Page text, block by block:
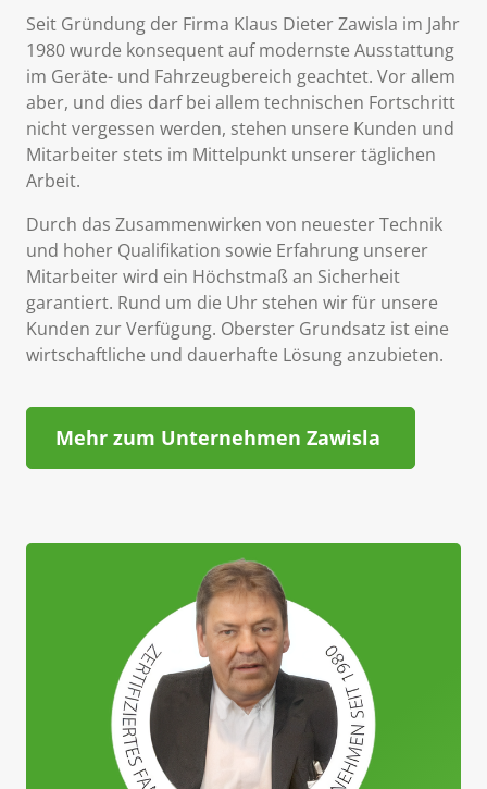
Seit Gründung der Firma Klaus Dieter Zawisla im Jahr
1980 wurde konsequent auf modernste Ausstattung
im Geräte- und Fahrzeugbereich geachtet. Vor allem
aber, und dies darf bei allem technischen Fortschritt
nicht vergessen werden, stehen unsere Kunden und
Mitarbeiter stets im Mittelpunkt unserer täglichen
Arbeit.
Durch das Zusammenwirken von neuester Technik
und hoher Qualifikation sowie Erfahrung unserer
Mitarbeiter wird ein Höchstmaß an Sicherheit
garantiert. Rund um die Uhr stehen wir für unsere
Kunden zur Verfügung. Oberster Grundsatz ist eine
wirtschaftliche und dauerhafte Lösung anzubieten.
Mehr zum Unternehmen Zawisla